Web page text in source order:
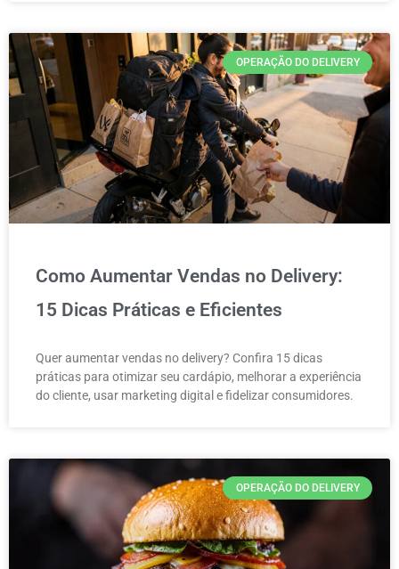
OPERAÇÃO DO DELIVERY
Como Aumentar Vendas no Delivery:
15 Dicas Práticas e Eficientes
Quer aumentar vendas no delivery? Confira 15 dicas
práticas para otimizar seu cardápio, melhorar a experiência
do cliente, usar marketing digital e fidelizar consumidores.
OPERAÇÃO DO DELIVERY